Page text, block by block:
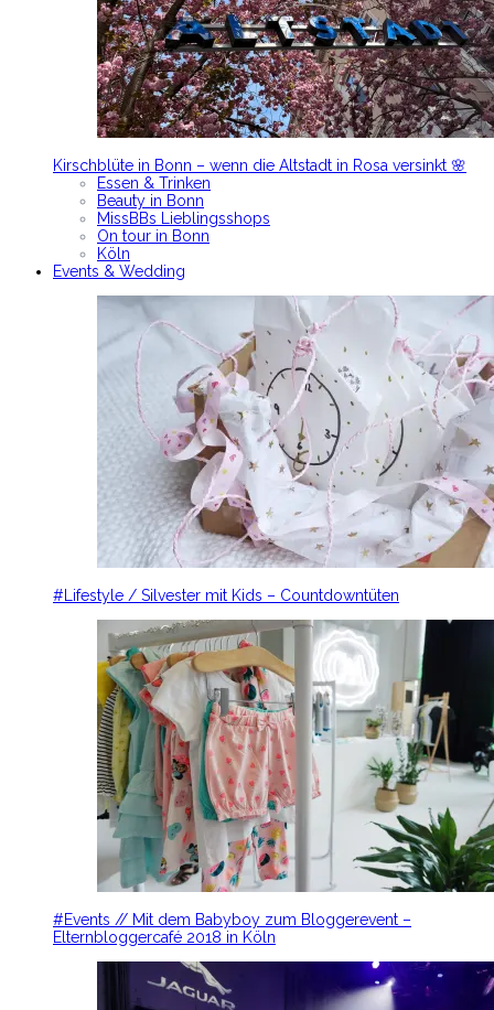
Kirschblüte in Bonn – wenn die Altstadt in Rosa versinkt 🌸
Essen & Trinken
Beauty in Bonn
MissBBs Lieblingsshops
On tour in Bonn
Köln
Events & Wedding
#Lifestyle / Silvester mit Kids – Countdowntüten
#Events // Mit dem Babyboy zum Bloggerevent –
Elternbloggercafé 2018 in Köln